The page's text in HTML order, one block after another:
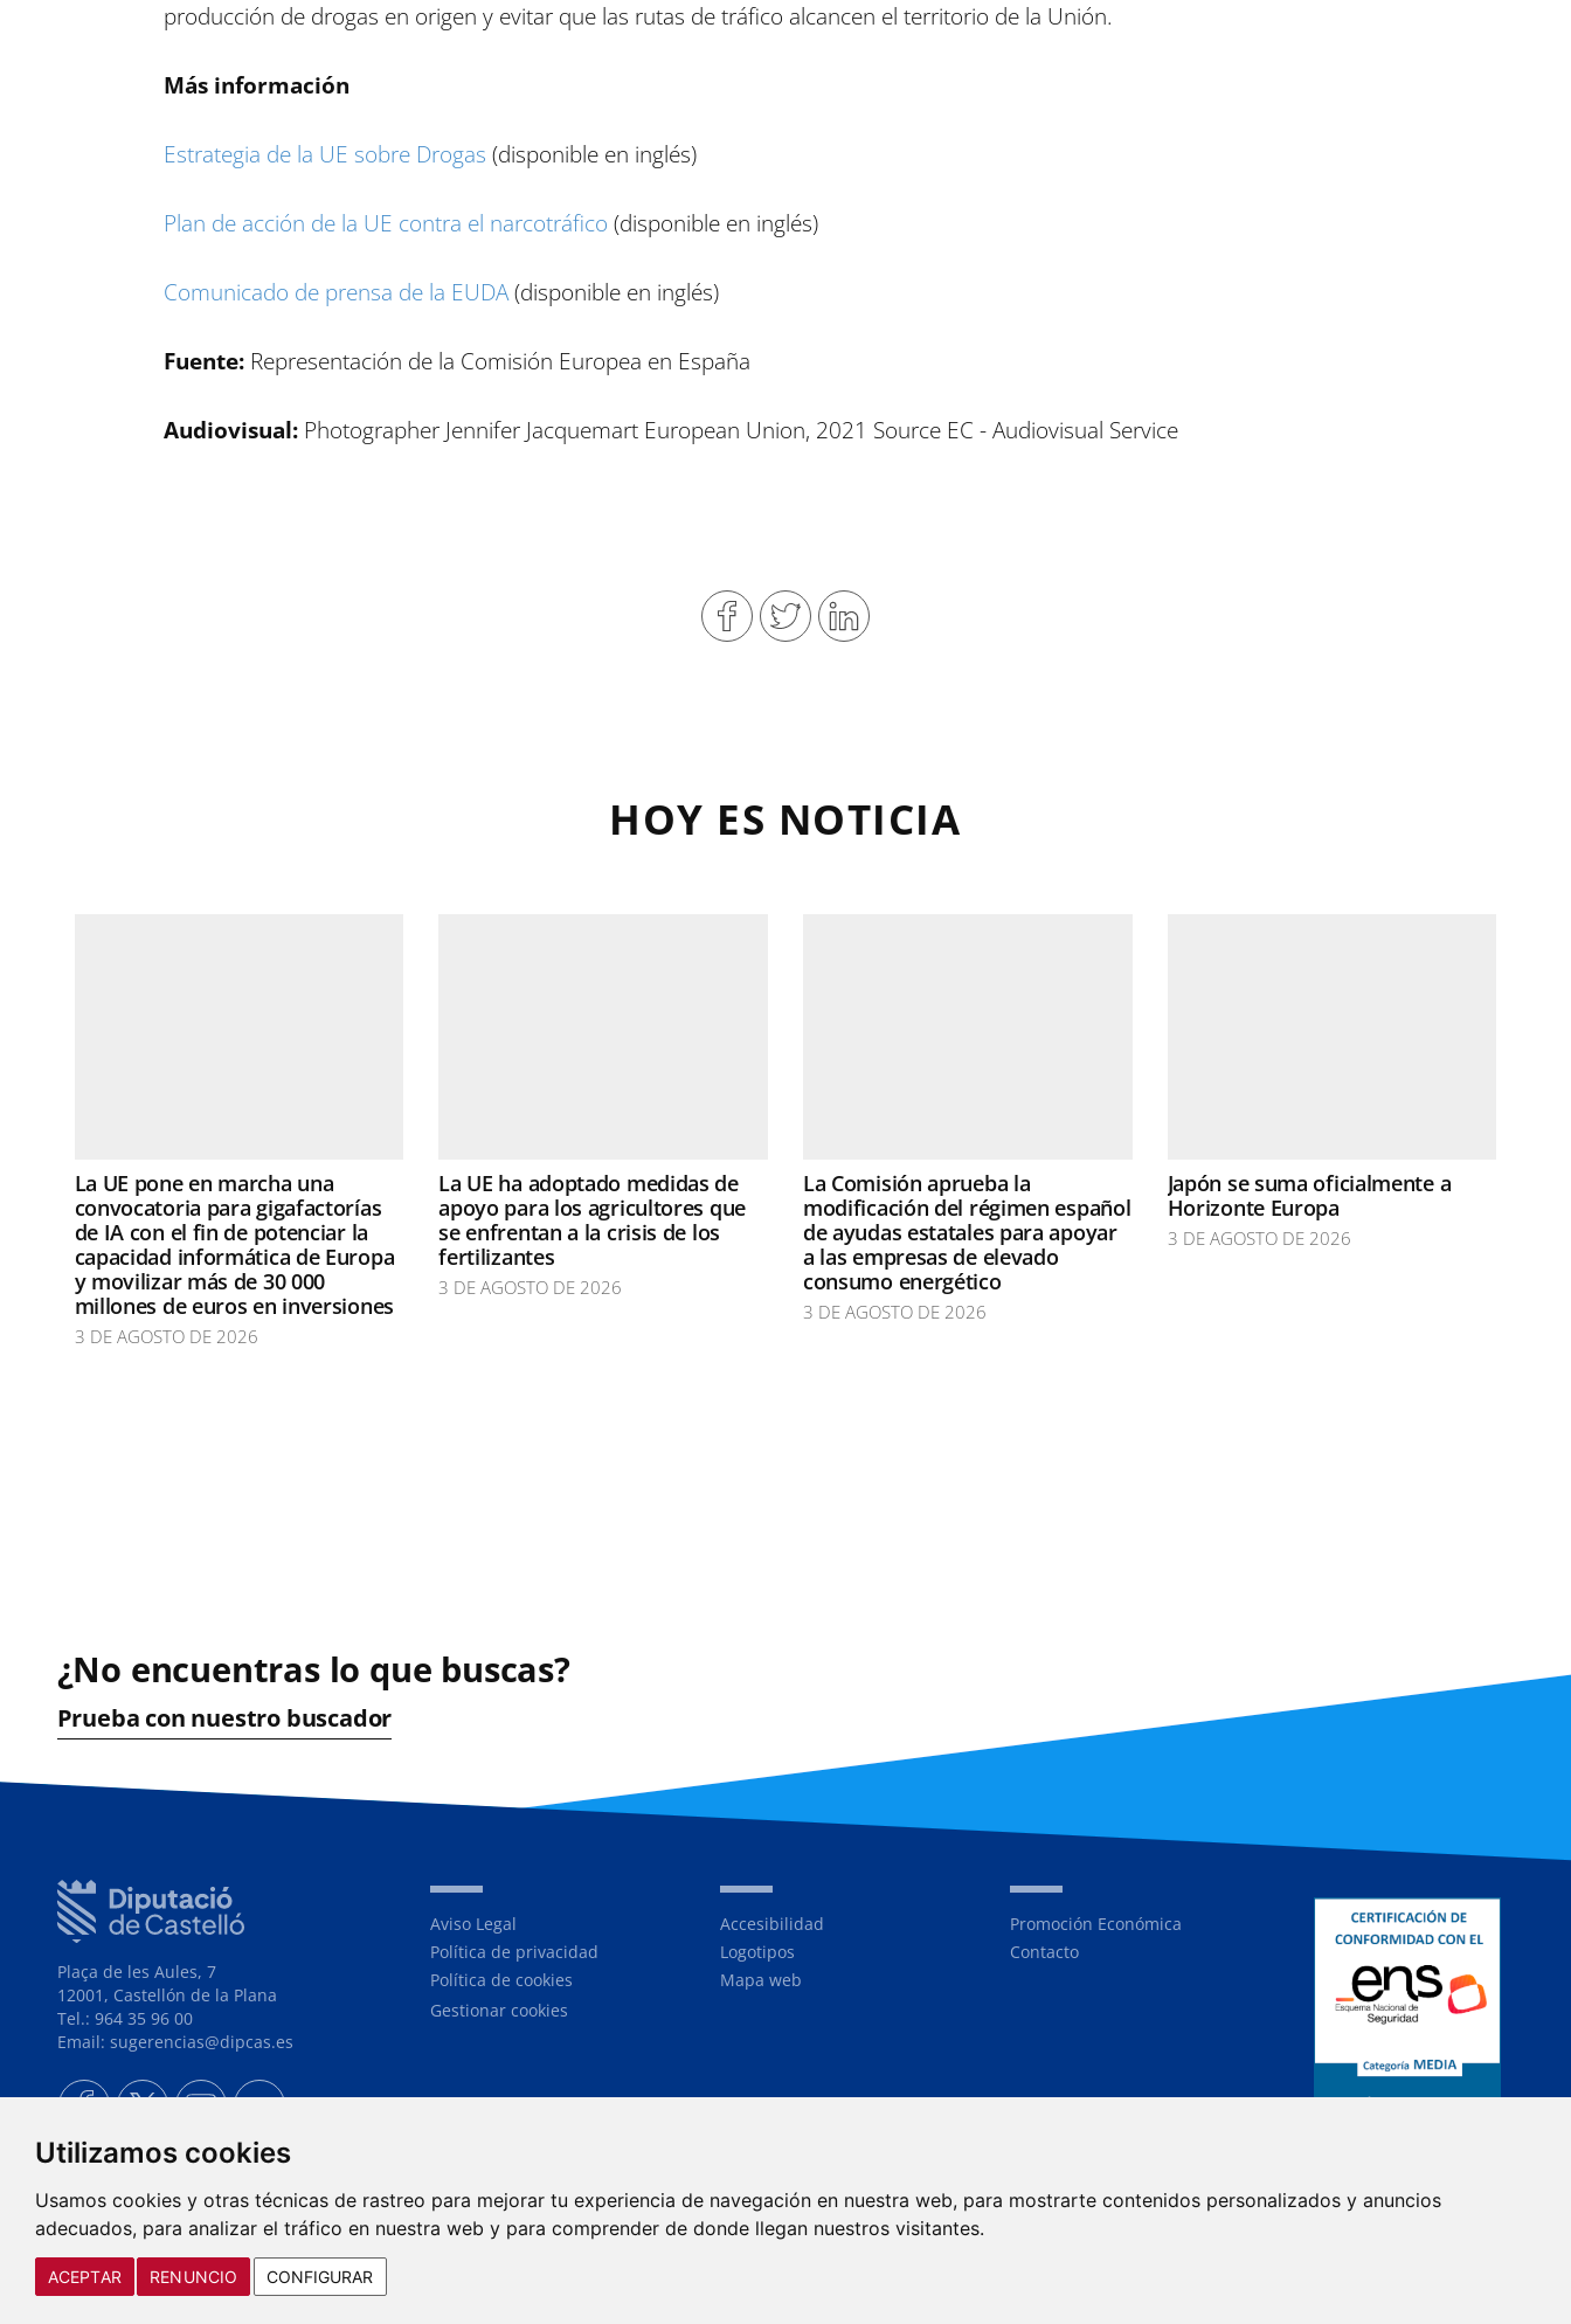
Utilizamos cookies
Usamos cookies y otras técnicas de rastreo para mejorar tu experiencia de navegación en nuestra web, para mostrarte contenidos personalizados y anuncios
adecuados, para analizar el tráfico en nuestra web y para comprender de donde llegan nuestros visitantes.
ACEPTAR RENUNCIO CONFIGURAR
producción de drogas en origen y evitar que las rutas de tráfico alcancen el territorio de la Unión.
Más información
Estrategia de la UE sobre Drogas (disponible en inglés)
Plan de acción de la UE contra el narcotráfico (disponible en inglés)
Comunicado de prensa de la EUDA(disponible en inglés)
Fuente: Representación de la Comisión Europea en España
Audiovisual: Photographer Jennifer Jacquemart European Union, 2021 Source EC - Audiovisual Service
HOY ES NOTICIA
La UE pone en marcha una
convocatoria para gigafactorías
de IA con el fin de potenciar la
capacidad informática de Europa
y movilizar más de 30 000
millones de euros en inversiones
3 DE AGOSTO DE 2026
La UE ha adoptado medidas de
apoyo para los agricultores que
se enfrentan a la crisis de los
fertilizantes
3 DE AGOSTO DE 2026
La Comisión aprueba la
modificación del régimen español
de ayudas estatales para apoyar
a las empresas de elevado
consumo energético
3 DE AGOSTO DE 2026
Japón se suma oficialmente a
Horizonte Europa
3 DE AGOSTO DE 2026
¿No encuentras lo que buscas?
Prueba con nuestro buscador
Plaça de les Aules, 7
12001, Castellón de la Plana
Tel.: 964 35 96 00
Email: sugerencias@dipcas.es
Aviso Legal
Política de privacidad
Política de cookies
Gestionar cookies
Accesibilidad
Logotipos
Mapa web
Promoción Económica
Contacto